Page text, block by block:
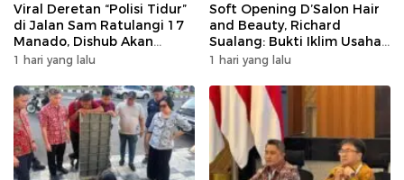
Viral Deretan “Polisi Tidur”
di Jalan Sam Ratulangi 17
Manado, Dishub Akan
Musyawarahkan Solusi
1 hari yang lalu
Soft Opening D’Salon Hair
and Beauty, Richard
Sualang: Bukti Iklim Usaha
di Manado Terus
1 hari yang lalu